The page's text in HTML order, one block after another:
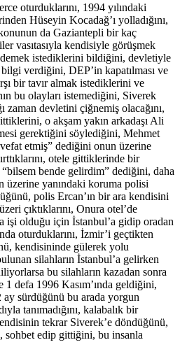
oturduklarını, 1994 yılındaki
Hüseyin Kocadağ’ı yolladığını,
da Gaziantepli bir kaç
vasıtasıyla kendisiyle görüşmek
demek istediklerini bildiğini, devletiyle
verdiğini, DEP’in kapatılması ve
bir tavır almak istediklerini ve
bu olayları istemediğini, Siverek
zaman devletini çiğnemiş olacağını,
o akşam yakın arkadaşı Ali
gerektiğini söylediğini, Mehmet
etmiş” dediğini onun üzerine
otele gittiklerinde bir
bende gelirdim” dediğini, daha
üzerine yanındaki koruma polisi
polis Ercan’ın bir ara kendisini
çıktıklarını, Onura otel’de
işi olduğu için İstanbul’a gidip oradan
oturduklarını, İzmir’i geçtikten
kendisininde gülerek yolu
silahların İstanbul’a gelirken
bu silahların kazadan sonra
defa 1996 Kasım’ında geldiğini,
ay sürdüğünü bu arada yorgun
tanımadığını, kalabalık bir
tekrar Siverek’e döndüğünü,
sohbet edip gittiğini, bu insanla